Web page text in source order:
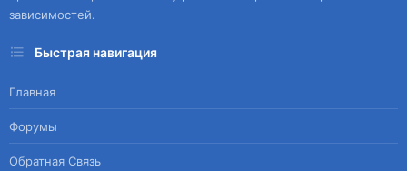
зависимостей.
Быстрая навигация
Главная
Форумы
Обратная Связь